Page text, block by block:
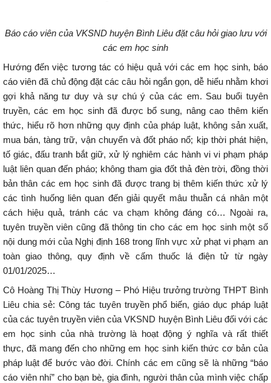
Báo cáo viên của VKSND huyện Bình Liêu đặt câu hỏi giao lưu với
các em học sinh
Hướng đến việc tương tác có hiệu quả với các em học sinh, báo
cáo viên đã chủ động đặt các câu hỏi ngắn gọn, dễ hiểu nhằm khơi
gợi khả năng tư duy và sự chú ý của các em. Sau buổi tuyên
truyền, các em học sinh đã được bổ sung, nâng cao thêm kiến
thức, hiểu rõ hơn những quy định của pháp luật, không sản xuất,
mua bán, tàng trữ, vận chuyển và đốt pháo nổ; kịp thời phát hiện,
tố giác, đấu tranh bắt giữ, xử lý nghiêm các hành vi vi phạm pháp
luật liên quan đến pháo; không tham gia đốt thả đèn trời, đồng thời
bản thân các em học sinh đã được trang bị thêm kiến thức xử lý
các tình huống liên quan đến giải quyết mâu thuẫn cá nhân một
cách hiệu quả, tránh các va chạm không đáng có… Ngoài ra,
tuyên truyền viên cũng đã thông tin cho các em học sinh một số
nội dung mới của Nghị định 168 trong lĩnh vực xử phạt vi phạm an
toàn giao thông, quy định về cấm thuốc lá điện tử từ ngày
01/01/2025…
Cô Hoàng Thị Thùy Hương – Phó Hiệu trưởng trường THPT Bình
Liêu chia sẻ: Công tác tuyên truyền phổ biến, giáo dục pháp luật
của các tuyên truyền viên của VKSND huyện Bình Liêu đối với các
em học sinh của nhà trường là hoạt động ý nghĩa và rất thiết
thực, đã mang đến cho những em học sinh kiến thức cơ bản của
pháp luật để bước vào đời. Chính các em cũng sẽ là những “báo
cáo viên nhí” cho bạn bè, gia đình, người thân của mình việc chấp